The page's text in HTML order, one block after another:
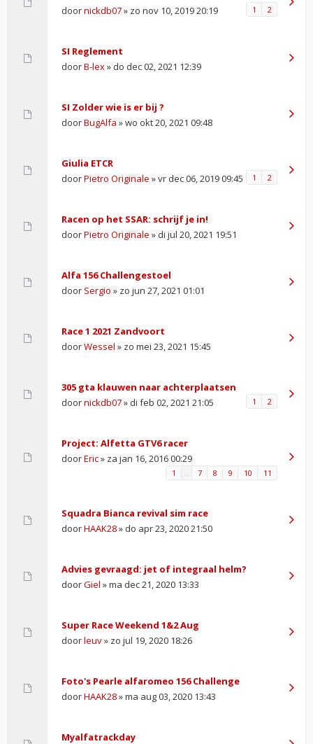
doornickdb07» zo nov 10, 2019 20:19 1 2
SI Reglement
doorB-lex» do dec 02, 2021 12:39
SI Zolder wie is er bij ?
doorBugAlfa » wo okt 20, 2021 09:48
Giulia ETCR
doorPietro Originale » vr dec 06, 2019 09:45 1 2
Racen op het SSAR: schrijf je in!
doorPietro Originale » di jul 20, 2021 19:51
Alfa 156 Challengestoel
door Sergio » zo jun 27, 2021 01:01
Race 1 2021 Zandvoort
doorWessel » zo mei 23, 2021 15:45
305 gta klauwen naar achterplaatsen
doornickdb07» di feb 02, 2021 21:05 1 2
Project: Alfetta GTV6 racer
doorEric» za jan 16, 2016 00:29
1 7 8 9 10 11
Squadra Bianca revival sim race
doorHAAK28» do apr 23, 2020 21:50
Advies gevraagd: jet of integraal helm?
doorGiel » ma dec 21, 2020 13:33
Super Race Weekend 1&2 Aug
doorleuv» zo jul 19, 2020 18:26
Foto's Pearle alfaromeo 156 Challenge
doorHAAK28» ma aug 03, 2020 13:43
Myalfatrackday